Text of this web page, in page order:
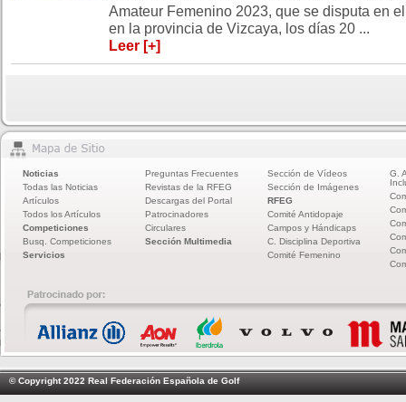
Amateur Femenino 2023, que se disputa en
en la provincia de Vizcaya, los días 20 ...
Leer [+]
Noticias
Todas las Noticias
Artículos
Todos los Artículos
Competiciones
Busq. Competiciones
Servicios
Preguntas Frecuentes
Revistas de la RFEG
Descargas del Portal
Patrocinadores
Circulares
Sección Multimedia
Sección de Vídeos
Sección de Imágenes
RFEG
Comité Antidopaje
Campos y Hándicaps
C. Disciplina Deportiva
Comité Femenino
G.
© Copyright 2022 Real Federación Española de Golf